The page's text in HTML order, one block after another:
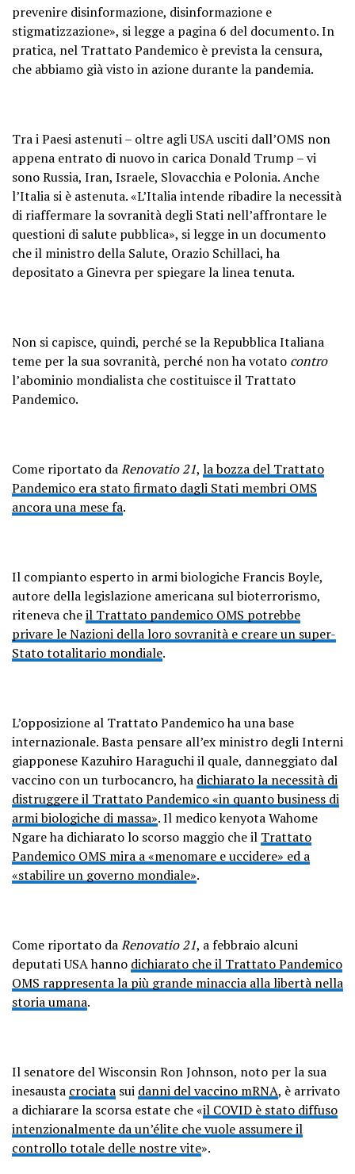
prevenire disinformazione, disinformazione e
stigmatizzazione», si legge a pagina 6 del documento. In
pratica, nel Trattato Pandemico è prevista la censura,
che abbiamo già visto in azione durante la pandemia.
Tra i Paesi astenuti – oltre agli USA usciti dall’OMS non
appena entrato di nuovo in carica Donald Trump – vi
sono Russia, Iran, Israele, Slovacchia e Polonia. Anche
l’Italia si è astenuta. «L’Italia intende ribadire la necessità
di riaffermare la sovranità degli Stati nell’affrontare le
questioni di salute pubblica», si legge in un documento
che il ministro della Salute, Orazio Schillaci, ha
depositato a Ginevra per spiegare la linea tenuta.
Non si capisce, quindi, perché se la Repubblica Italiana
teme per la sua sovranità, perché non ha votato contro
l’abominio mondialista che costituisce il Trattato
Pandemico.
Come riportato daRenovatio 21, la bozza del Trattato
Pandemico era stato firmato dagli Stati membri OMS
ancora una mese fa.
Il compianto esperto in armi biologiche Francis Boyle,
autore della legislazione americana sul bioterrorismo,
riteneva cheil Trattato pandemico OMS potrebbe
privare le Nazioni della loro sovranità e creare un super-
Stato totalitario mondiale.
L’opposizione al Trattato Pandemico ha una base
internazionale. Basta pensare all’ex ministro degli Interni
giapponese Kazuhiro Haraguchi il quale, danneggiato dal
vaccino con un turbocancro, ha dichiarato la necessità di
distruggere il Trattato Pandemico «in quanto business di
armi biologiche di massa». Il medico kenyota Wahome
Ngare ha dichiarato lo scorso maggio che il Trattato
Pandemico OMS mira a «menomare e uccidere» ed a
«stabilire un governo mondiale».
Come riportato daRenovatio 21, a febbraio alcuni
deputati USA hanno dichiarato che il Trattato Pandemico
OMS rappresenta la più grande minaccia alla libertà nella
storia umana.
Il senatore del Wisconsin Ron Johnson, noto per la sua
inesausta crociata sui danni del vaccino mRNA, è arrivato
a dichiarare la scorsa estate che «il COVID è stato diffuso
intenzionalmente da un’élite che vuole assumere il
controllo totale delle nostre vite».